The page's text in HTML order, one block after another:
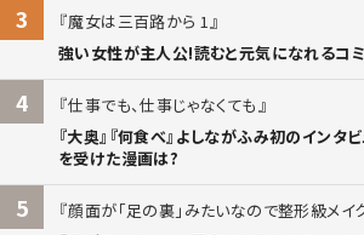
3
魔女は三百路から 1
強い女性が主人公!読むと元気になれるコ
4
仕事でも、仕事じゃなくても
『大奥』『何食べ』よしながふみ初のインタ
を受けた漫画は?
5
顔面が「足の裏」みたいなので整形級メイ